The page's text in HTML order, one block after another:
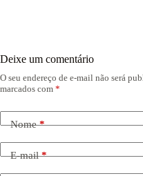
Deixe um comentário
O seu endereço de e-mail não será
marcados com *
Nome*
E-mail*